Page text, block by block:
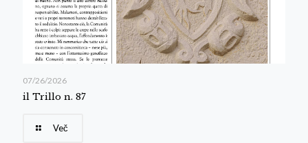
07/26/2026
il Trillo n. 87
Več